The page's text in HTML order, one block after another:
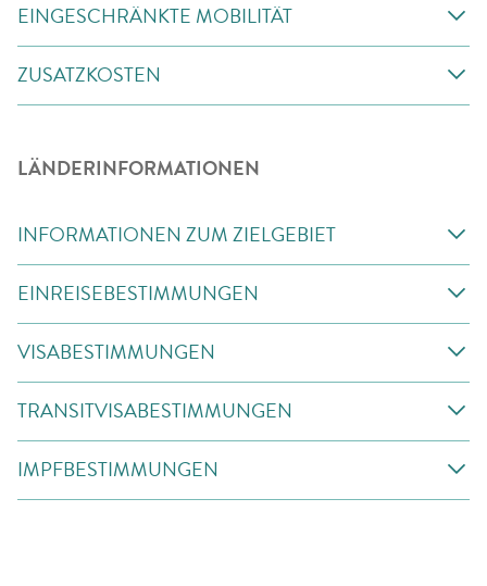
EINGESCHRÄNKTE MOBILITÄT
ZUSATZKOSTEN
LÄNDERINFORMATIONEN
INFORMATIONEN ZUM ZIELGEBIET
EINREISEBESTIMMUNGEN
VISABESTIMMUNGEN
TRANSITVISABESTIMMUNGEN
IMPFBESTIMMUNGEN